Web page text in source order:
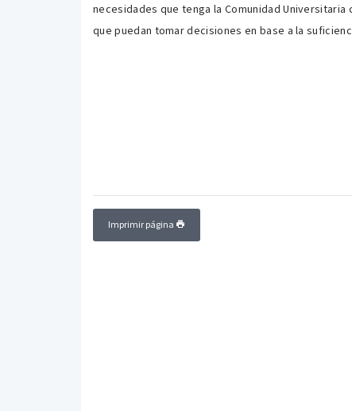
necesidades que tenga la Comunidad
que puedan tomar decisiones en base a la
Imprimir página